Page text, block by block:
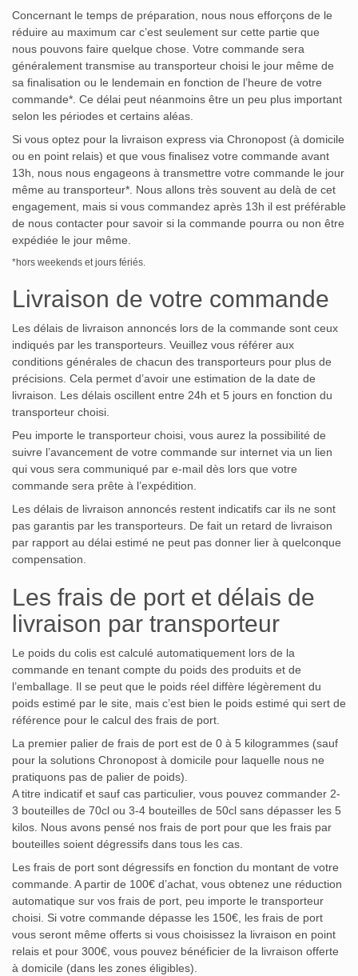
Concernant le temps de préparation, nous nous efforçons de le
réduire au maximum car c’est seulement sur cette partie que
nous pouvons faire quelque chose. Votre commande sera
généralement transmise au transporteur choisi le jour même de
sa finalisation ou le lendemain en fonction de l’heure de votre
commande*. Ce délai peut néanmoins être un peu plus important
selon les périodes et certains aléas.
Si vous optez pour la livraison express via Chronopost (à domicile
ou en point relais) et que vous finalisez votre commande avant
13h, nous nous engageons à transmettre votre commande le jour
même au transporteur*. Nous allons très souvent au delà de cet
engagement, mais si vous commandez après 13h il est préférable
de nous contacter pour savoir si la commande pourra ou non être
expédiée le jour même.
*hors weekends et jours fériés.
Livraison de votre commande
Les délais de livraison annoncés lors de la commande sont ceux
indiqués par les transporteurs. Veuillez vous référer aux
conditions générales de chacun des transporteurs pour plus de
précisions. Cela permet d’avoir une estimation de la date de
livraison. Les délais oscillent entre 24h et 5 jours en fonction du
transporteur choisi.
Peu importe le transporteur choisi, vous aurez la possibilité de
suivre l’avancement de votre commande sur internet via un lien
qui vous sera communiqué par e-mail dès lors que votre
commande sera prête à l’expédition.
Les délais de livraison annoncés restent indicatifs car ils ne sont
pas garantis par les transporteurs. De fait un retard de livraison
par rapport au délai estimé ne peut pas donner lier à quelconque
compensation.
Les frais de port et délais de
livraison par transporteur
Le poids du colis est calculé automatiquement lors de la
commande en tenant compte du poids des produits et de
l’emballage. Il se peut que le poids réel diffère légèrement du
poids estimé par le site, mais c’est bien le poids estimé qui sert de
référence pour le calcul des frais de port.
La premier palier de frais de port est de 0 à 5 kilogrammes (sauf
pour la solutions Chronopost à domicile pour laquelle nous ne
pratiquons pas de palier de poids).
A titre indicatif et sauf cas particulier, vous pouvez commander 2-
3 bouteilles de 70cl ou 3-4 bouteilles de 50cl sans dépasser les 5
kilos. Nous avons pensé nos frais de port pour que les frais par
bouteilles soient dégressifs dans tous les cas.
Les frais de port sont dégressifs en fonction du montant de votre
commande. A partir de 100€ d’achat, vous obtenez une réduction
automatique sur vos frais de port, peu importe le transporteur
choisi. Si votre commande dépasse les 150€, les frais de port
vous seront même offerts si vous choisissez la livraison en point
relais et pour 300€, vous pouvez bénéficier de la livraison offerte
à domicile (dans les zones éligibles).